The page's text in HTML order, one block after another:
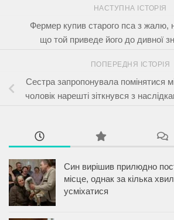
НАСТУПНА ІСТОРІЯ
Фермер купив старого пса з жалю,
що той приведе його до дивної
ПОПЕРЕДНЯ ІСТОРІЯ
Сестра запропонувала помінятися
чоловік нарешті зіткнувся з
Син вирішив прилюдно
місце, однак за кілька
усміхатися